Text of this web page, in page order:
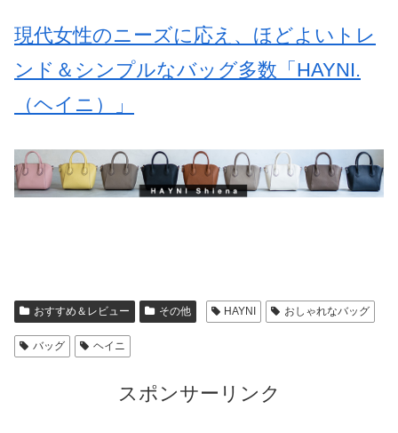
現代女性のニーズに応え、ほどよいトレ
ンド＆シンプルなバッグ多数「HAYNI.
（ヘイニ）」
おすすめ＆レビュー その他 HAYNI おしゃれなバッグ
バッグ ヘイニ
スポンサーリンク